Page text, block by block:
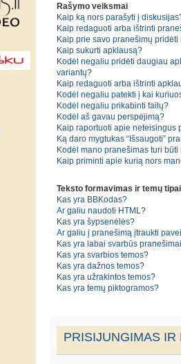
Rašymo veiksmai
Kaip ką nors parašyti į
Kaip redaguoti arba ištrinti
Kaip prie savo pranešimų pridėti
Kaip sukurti apklausą?
Kodėl negaliu pridėti daugiau
variantų?
Kaip redaguoti arba ištrinti
Kodėl negaliu patekti į kai
Kodėl negaliu prikabinti failų?
Kodėl aš gavau perspėjimą?
Kaip raportuoti apie neteisingus
Ką daro mygtukas “Išsaugoti”
Kodėl mano pranešimas turi būti
Kaip priminti apie kurią nors
Teksto formavimas ir temų tipai
Kas yra BBKodas?
Ar galiu naudoti HTML?
Kas yra šypsenėlės?
Ar galiu į pranešimą įtraukti
Kas yra labai svarbūs
Kas yra svarbios temos?
Kas yra dažnos temos?
Kas yra užrakintos temos?
Kas yra temų piktogramos?
PRISIJUNGIMAS IR